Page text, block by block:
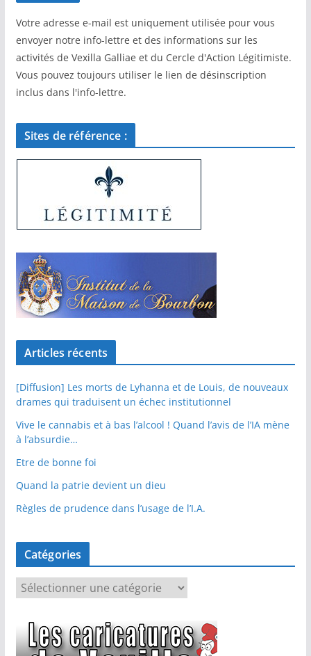
Votre adresse e-mail est uniquement utilisée pour vous
envoyer notre info-lettre et des informations sur les
activités de Vexilla Galliae et du Cercle d'Action Légitimiste.
Vous pouvez toujours utiliser le lien de désinscription
inclus dans l'info-lettre.
Sites de référence :
Articles récents
[Diffusion] Les morts de Lyhanna et de Louis, de nouveaux
drames qui traduisent un échec institutionnel
Vive le cannabis et à bas l’alcool ! Quand l’avis de l’IA mène
à l’absurdie…
Etre de bonne foi
Quand la patrie devient un dieu
Règles de prudence dans l’usage de l’I.A.
Catégories
a
é